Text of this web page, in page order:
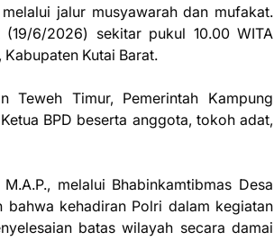
jalur musyawarah dan mufakat.
6/2026) sekitar pukul 10.00 WITA
Kutai Barat.
Teweh Timur, Pemerintah Kampung
BPD beserta anggota, tokoh adat,
melalui Bhabinkamtibmas Desa
bahwa kehadiran Polri dalam kegiatan
batas wilayah secara damai